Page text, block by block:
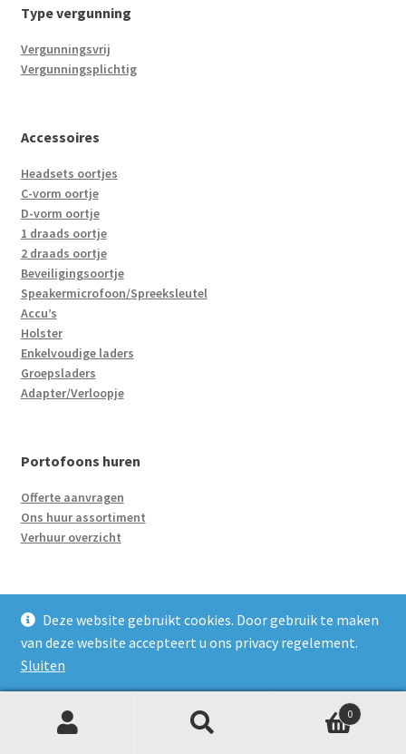
Type vergunning
Vergunningsvrij
Vergunningsplichtig
Accessoires
Headsets oortjes
C-vorm oortje
D-vorm oortje
1 draads oortje
2 draads oortje
Beveiligingsoortje
Speakermicrofoon/Spreeksleutel
Accu’s
Holster
Enkelvoudige laders
Groepsladers
Adapter/Verloopje
Portofoons huren
Offerte aanvragen
Ons huur assortiment
Verhuur overzicht
Uitleg landelijke portofoon communicatie
Merken 0
Deze website gebruikt cookies. Door gebruik te maken
van deze website accepteert u ons privacy regelement.
Sluiten